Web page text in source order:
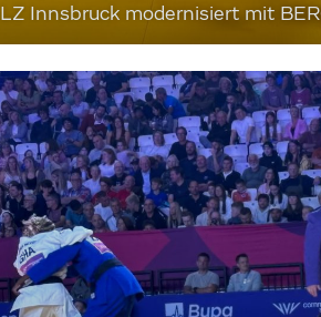
LZ Innsbruck modernisiert mit